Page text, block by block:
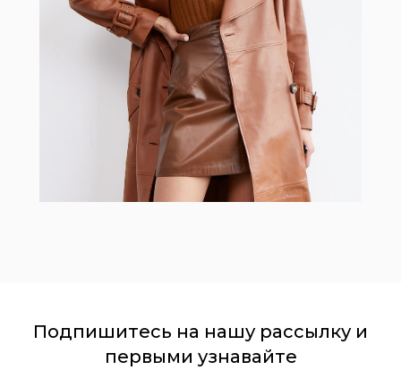
Подпишитесь на нашу рассылку и
первыми узнавайте